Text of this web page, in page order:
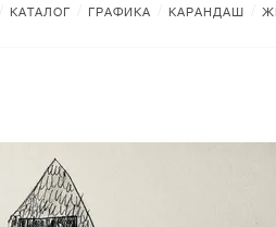
КАТАЛОГ ГРАФИКА КАРАНДАШ